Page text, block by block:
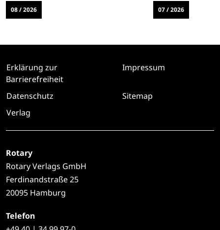
08 / 2026 07 / 2026
Erklärung zur
Barrierefreiheit
Impressum
Datenschutz
Sitemap
Verlag
Rotary
Rotary Verlags GmbH
Ferdinandstraße 25
20095 Hamburg
Telefon